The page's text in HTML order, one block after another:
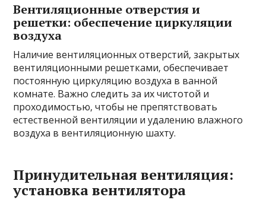
Вентиляционные отверстия и
решетки: обеспечение циркуляции
воздуха
Наличие вентиляционных отверстий‚ закрытых
вентиляционными решетками‚ обеспечивает
постоянную циркуляцию воздуха в ванной
комнате. Важно следить за их чистотой и
проходимостью‚ чтобы не препятствовать
естественной вентиляции и удалению влажного
воздуха в вентиляционную шахту.
Принудительная вентиляция:
установка вентилятора